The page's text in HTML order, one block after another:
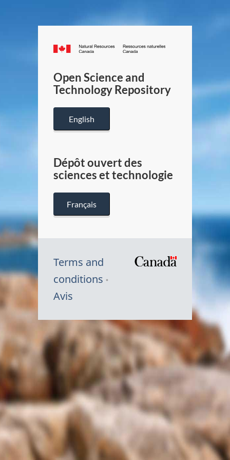
Canada.ca
/
Canada
Open Science and
Technology Repository
English
Dépôt ouvert des
sciences et technologie
Français
Terms and
conditions
Avis
Symbole
du
Canada